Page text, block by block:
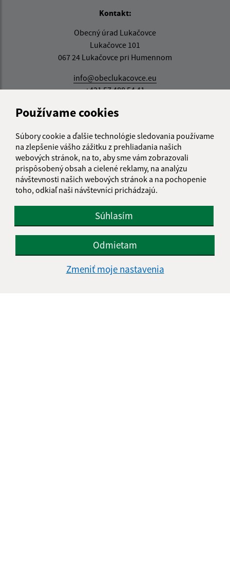
Používame cookies
Súbory cookie a ďalšie technológie sledovania používame
na zlepšenie vášho zážitku z prehliadania našich
webových stránok, na to, aby sme vám zobrazovali
prispôsobený obsah a cielené reklamy, na analýzu
návštevnosti našich webových stránok a na pochopenie
toho, odkiaľ naši návštevníci prichádzajú.
Súhlasím
Odmietam
Zmeniť moje nastavenia
Kontakt:
Obecný úrad Lukačovce
Lukačovce 101
067 24 Lukačovce pri Humennom
info@obeclukacovce.eu
+421 57 488 54 41
IČO: 00323217